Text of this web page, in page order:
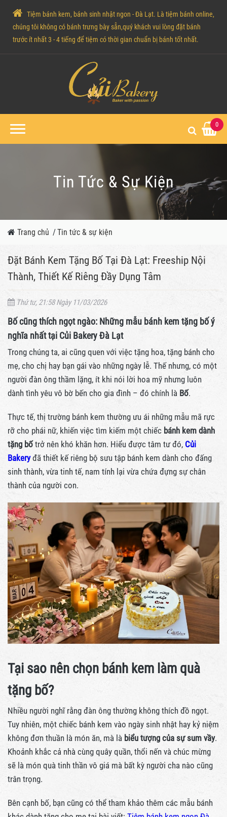
Tiệm bánh kem, bánh sinh nhật ngon - Đà Lạt. Là tiệm bánh online,
chúng tôi không có bánh trưng bày sẵn,quý khách vui lòng đặt bánh
trước ít nhất 3 - 4 tiếng để tiệm có thời gian chuẩn bị bánh tốt nhất.
0
Tin Tức & Sự Kiện
Trang chủ /Tin tức & sự kiện
Đặt Bánh Kem Tặng Bố Tại Đà Lạt: Freeship Nội
Thành, Thiết Kế Riêng Đầy Dụng Tâm
Thứ tư, 21:58 Ngày 11/03/2026
Bố cũng thích ngọt ngào: Những mẫu bánh kem tặng bố ý
nghĩa nhất tại Củi Bakery Đà Lạt
Trong chúng ta, ai cũng quen với việc tặng hoa, tặng bánh cho
mẹ, cho chị hay bạn gái vào những ngày lễ. Thế nhưng, có một
người đàn ông thầm lặng, ít khi nói lời hoa mỹ nhưng luôn
dành tình yêu vô bờ bến cho gia đình – đó chính là Bố.
Thực tế, thị trường bánh kem thường ưu ái những mẫu mã rực
rỡ cho phái nữ, khiến việc tìm kiếm một chiếc bánh kem dành
tặng bốtrở nên khó khăn hơn. Hiểu được tâm tư đó, Củi
Bakeryđã thiết kế riêng bộ sưu tập bánh kem dành cho đấng
sinh thành, vừa tinh tế, nam tính lại vừa chứa đựng sự chân
thành của người con.
Tại sao nên chọn bánh kem làm quà
tặng bố?
Nhiều người nghĩ rằng đàn ông thường không thích đồ ngọt.
Tuy nhiên, một chiếc bánh kem vào ngày sinh nhật hay kỷ niệm
không đơn thuần là món ăn, mà là biểu tượng của sự sum vầy.
Khoảnh khắc cả nhà cùng quây quần, thổi nến và chúc mừng
sẽ là món quà tinh thần vô giá mà bất kỳ người cha nào cũng
trân trọng.
Bên cạnh bố, bạn cũng có thể tham khảo thêm các mẫu bánh